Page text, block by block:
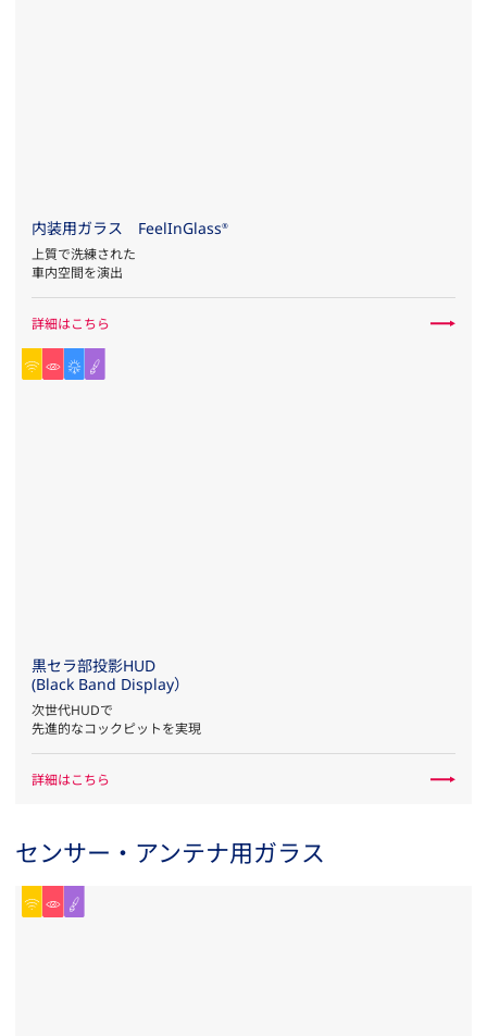
内装用ガラス FeelInGlass®
上質で洗練された
車内空間を演出
詳細はこちら
黒セラ部投影HUD
(Black Band Display）
次世代HUDで
先進的なコックピットを実現
詳細はこちら
センサー・アンテナ用ガラス